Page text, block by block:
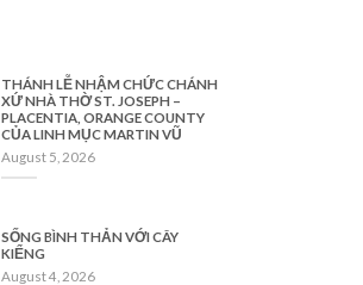
THÁNH LỄ NHẬM CHỨC CHÁNH
XỨ NHÀ THỜ ST. JOSEPH –
PLACENTIA, ORANGE COUNTY
CỦA LINH MỤC MARTIN VŨ
August 5, 2026
SỐNG BÌNH THẢN VỚI CÂY
KIỂNG
August 4, 2026